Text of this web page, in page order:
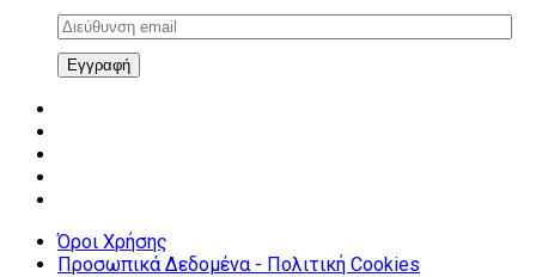
Διεύθυνση
email
Εγγραφή
Όροι Χρήσης
Προσωπικά Δεδομένα - Πολιτική Cookies